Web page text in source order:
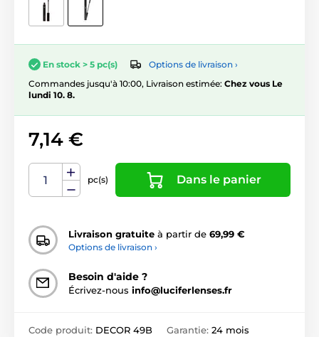
En stock > 5 pc(s)
Options de livraison ›
Commandes jusqu'à 10:00, Livraison estimée: Chez vous Le
lundi 10. 8.
7,14 €
pc(s) Dans le panier
Livraison gratuite à partir de 69,99 €
Options de livraison ›
Besoin d'aide ?
Écrivez-nous info@luciferlenses.fr
Code produit: DECOR 49B Garantie: 24 mois